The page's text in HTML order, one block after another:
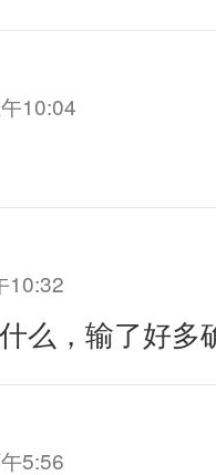
10:04
10:32
么，输了好多
5:56